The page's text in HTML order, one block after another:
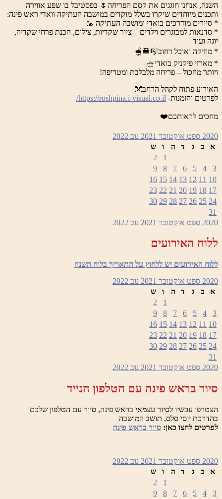
השנה, אנחנו חוגגים את קסם הפריחה🌷 בפסטיבל בו שפע אווירה
ותכנים מיוחדים שיקרו בשלל מוקדים במושבה העתיקה וואדי ראש פינה:
* סיורים מודרכים בואדי ומושבה העתיקה 🥾
* סדנאות למבוגרים וילדים – ציור שקדיות, צילום, הכנת פרחי שקדיה,
יוגה ועוד
* מוזיקה ואוכל רחוב🎼🍔🫕
* מארזי פיקניק בואדי🧺
ויותר מהכול – פריחה מלבלבת ומטריפה!
האירוע פתוח לקהל הרחב👐
לפרטים והזמנות- https://roshpina.i-visual.co.il/
מחכים לראותכם❤️
2020 ספט אוקטובר 2021 נוב 2022
א
ב ג ד ה ו
ש
1
2
3
4
5
6
7
8
9
10
11
12
13
14
15
16
17
18
19
20
21
22
23
24
25
26
27
28
29
30
31
2020 ספט אוקטובר 2021 נוב 2022
ללוח האירועים
ללוח האירועים יש ללחוץ על התאריך בלוח השנה
2020 ספט אוקטובר 2021 נוב 2022
א
ב ג ד ה ו
ש
1
2
3
4
5
6
7
8
9
10
11
12
13
14
15
16
17
18
19
20
21
22
23
24
25
26
27
28
29
30
31
2020 ספט אוקטובר 2021 נוב 2022
סיור בראש פינה עם הטלפון הנייד
הצטרפו עכשיו לסיור עצמאי בראש פינה, סיור עם הטלפון שלכם
בהדרכת יוסי סלס, תושב המושבה
לפרטים לחצו כאן: סיור בראש פינה
2020 ספט אוקטובר 2021 נוב 2022
א
ב ג ד ה ו
ש
1
2
3
4
5
6
7
8
9